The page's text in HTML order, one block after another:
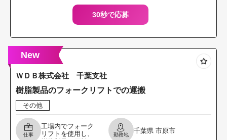
30秒で応募
New
ＷＤＢ株式会社 千葉支社
樹脂製品のフォークリフトでの運搬
その他
仕事
工場内でフォーク
リフトを使用し、
勤務地
千葉県 市原市